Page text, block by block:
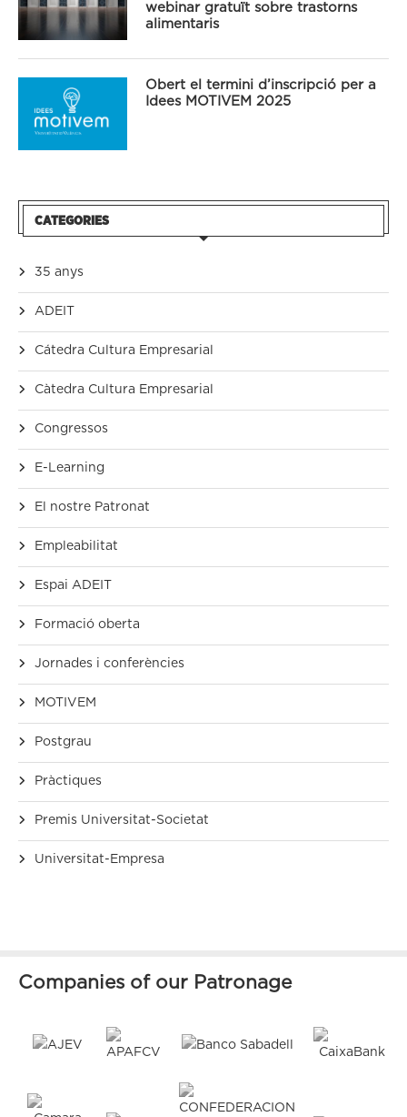
webinar gratuït sobre trastorns
alimentaris
Obert el termini d’inscripció per a
Idees MOTIVEM 2025
CATEGORIES
35 anys
ADEIT
Cátedra Cultura Empresarial
Càtedra Cultura Empresarial
Congressos
E-Learning
El nostre Patronat
Empleabilitat
Espai ADEIT
Formació oberta
Jornades i conferències
MOTIVEM
Postgrau
Pràctiques
Premis Universitat-Societat
Universitat-Empresa
Companies of our Patronage